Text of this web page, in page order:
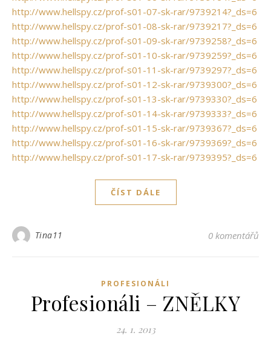
http://www.hellspy.cz/prof-s01-07-sk-rar/9739214?_ds=6
http://www.hellspy.cz/prof-s01-08-sk-rar/9739217?_ds=6
http://www.hellspy.cz/prof-s01-09-sk-rar/9739258?_ds=6
http://www.hellspy.cz/prof-s01-10-sk-rar/9739259?_ds=6
http://www.hellspy.cz/prof-s01-11-sk-rar/9739297?_ds=6
http://www.hellspy.cz/prof-s01-12-sk-rar/9739300?_ds=6
http://www.hellspy.cz/prof-s01-13-sk-rar/9739330?_ds=6
http://www.hellspy.cz/prof-s01-14-sk-rar/9739333?_ds=6
http://www.hellspy.cz/prof-s01-15-sk-rar/9739367?_ds=6
http://www.hellspy.cz/prof-s01-16-sk-rar/9739369?_ds=6
http://www.hellspy.cz/prof-s01-17-sk-rar/9739395?_ds=6
ČÍST DÁLE
Tina11 0 komentářů
PROFESIONÁLI
Profesionáli – ZNĚLKY
24. 1. 2013